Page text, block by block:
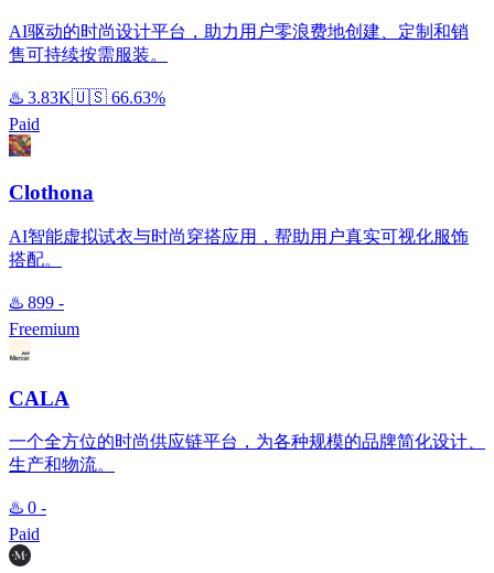
AI驱动的时尚设计平台，助力用户零浪费地创建、定制和销
售可持续按需服装。
♨️ 3.83K🇺🇸 66.63%
Paid
Clothona
AI智能虚拟试衣与时尚穿搭应用，帮助用户真实可视化服饰
搭配。
♨️ 899 -
Freemium
CALA
一个全方位的时尚供应链平台，为各种规模的品牌简化设计、
生产和物流。
♨️ 0 -
Paid